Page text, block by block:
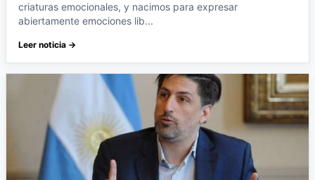
criaturas emocionales, y nacimos para expresar
abiertamente emociones lib...
Leer noticia →